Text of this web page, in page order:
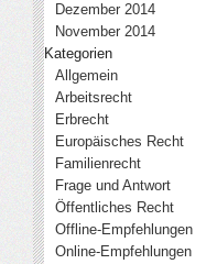
Dezember 2014
November 2014
Kategorien
Allgemein
Arbeitsrecht
Erbrecht
Europäisches Recht
Familienrecht
Frage und Antwort
Öffentliches Recht
Offline-Empfehlungen
Online-Empfehlungen